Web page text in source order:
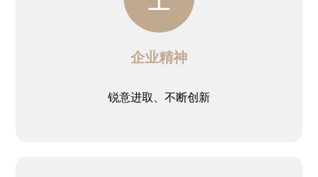
企业精神
锐意进取、不断创新